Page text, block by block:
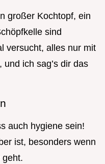
großer Kochtopf, ein
sind
versucht, alles nur mit
ich sag’s dir das
auch hygiene sein!
ist, besonders wenn
geht.